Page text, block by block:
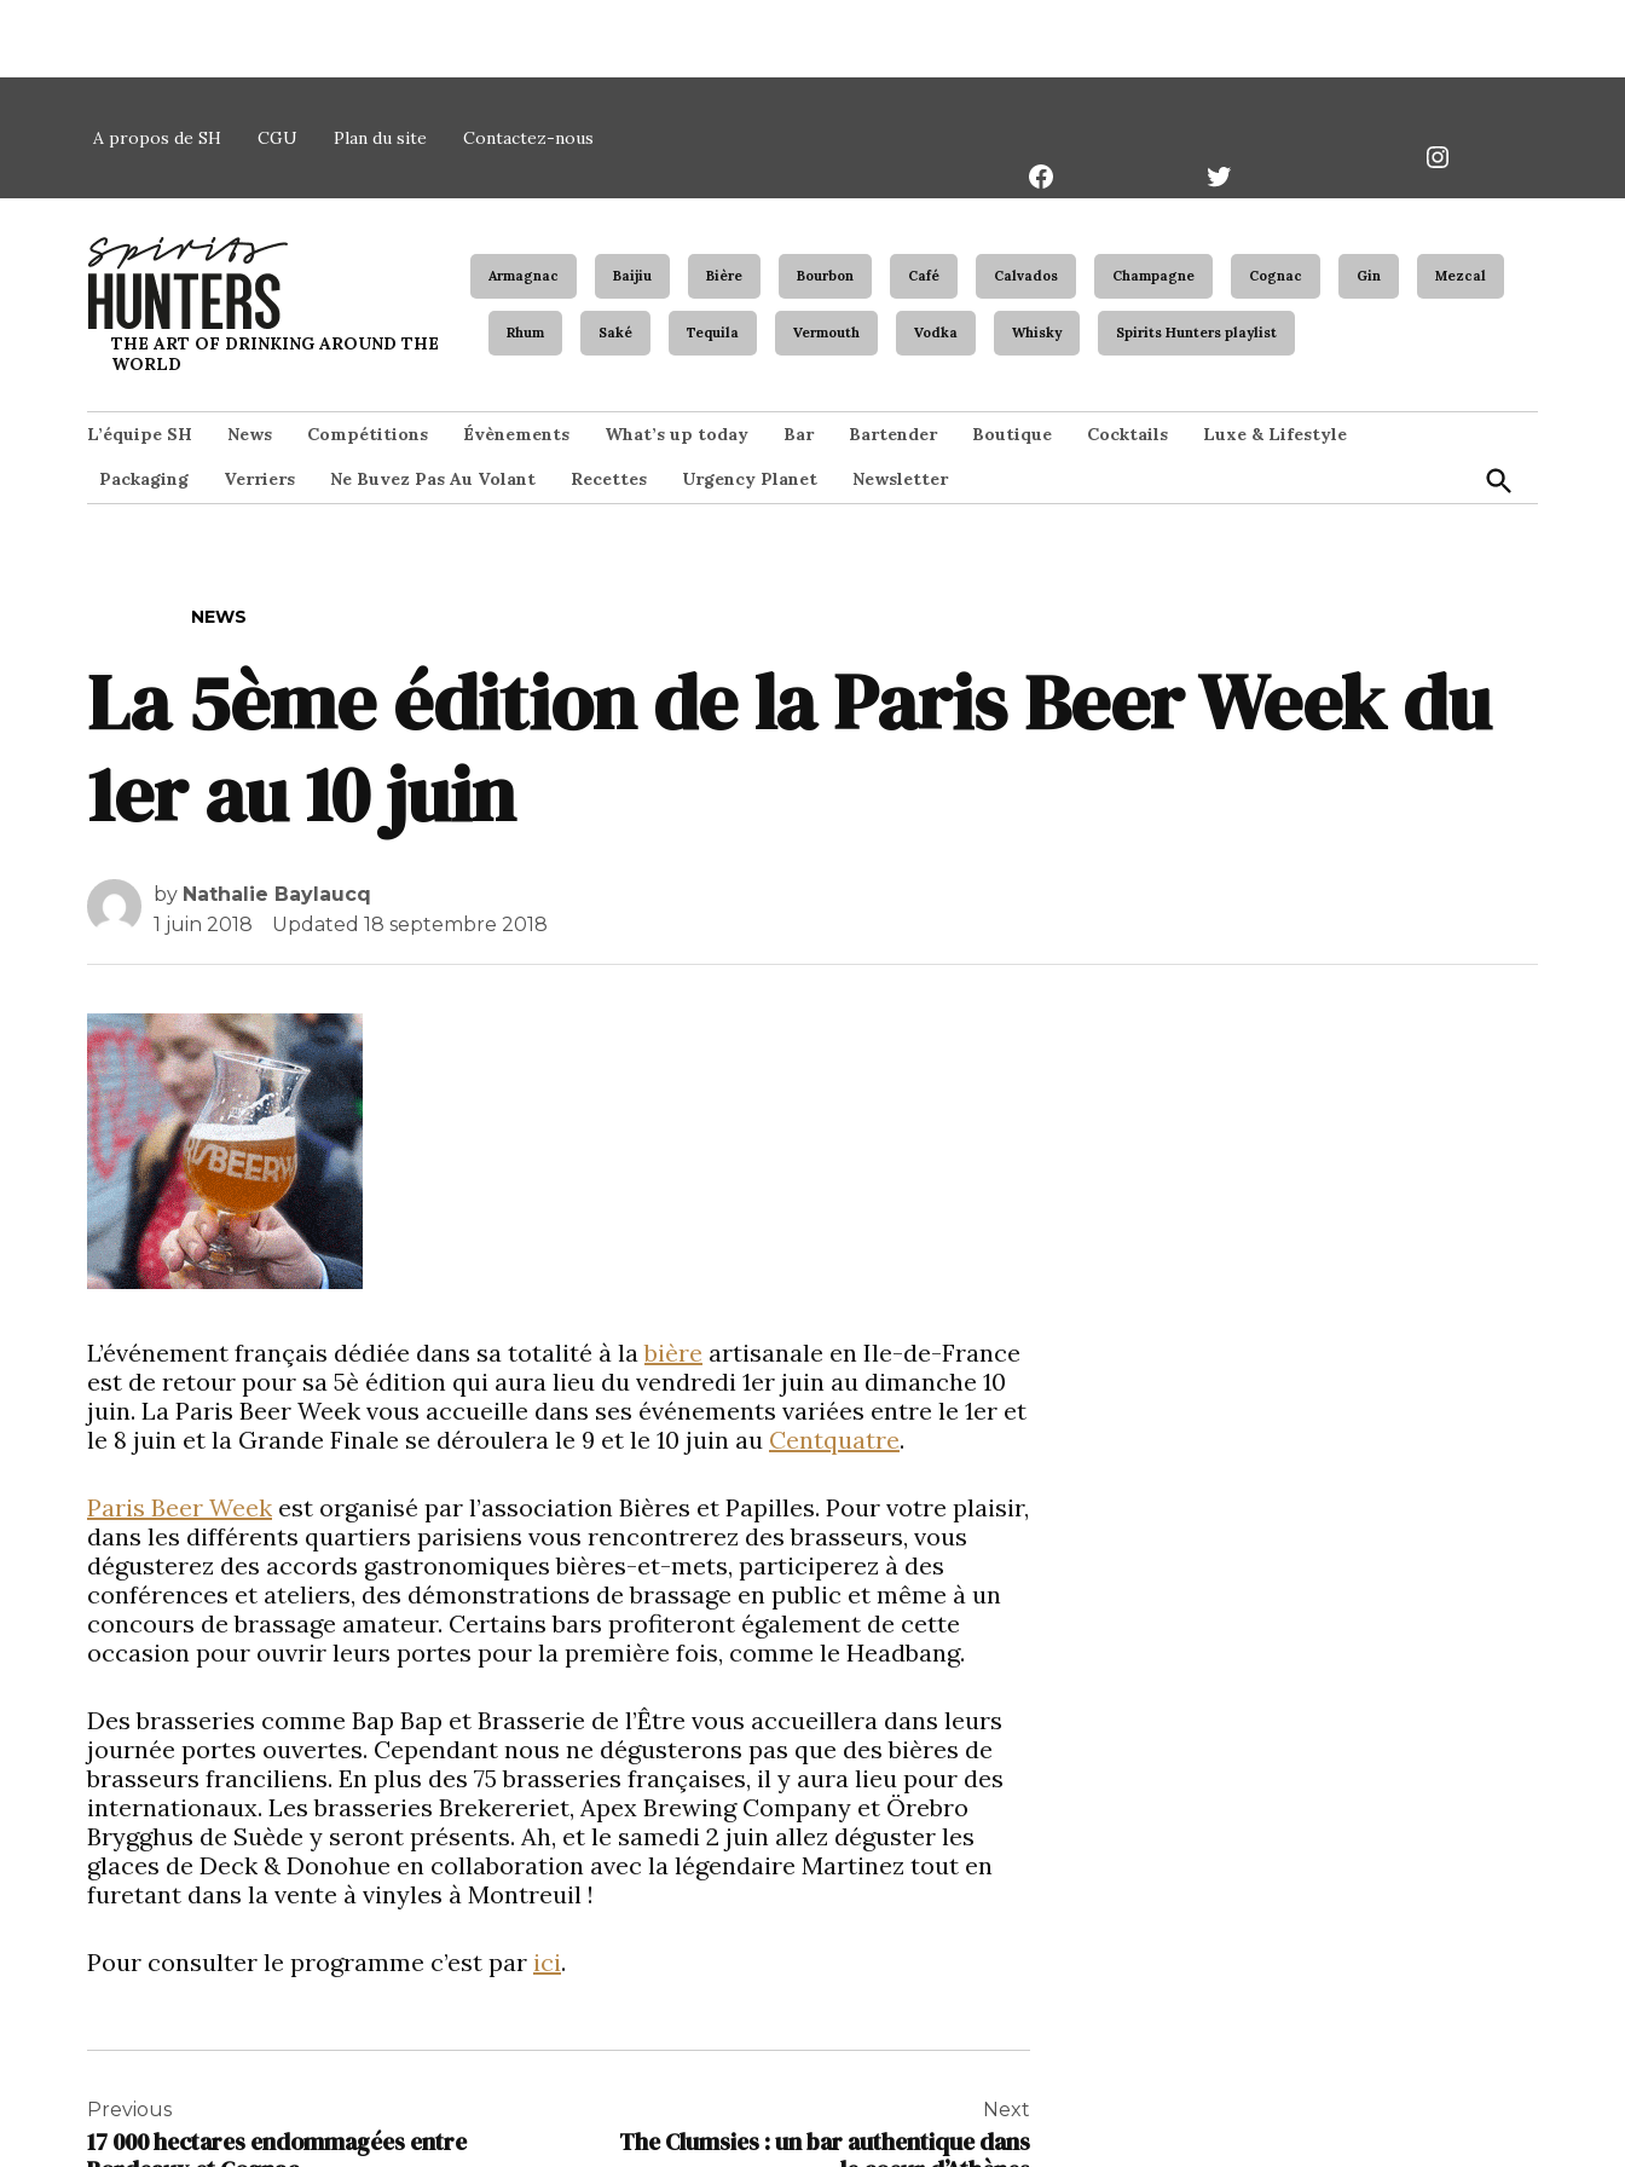
A propos de SH CGU Plan du site Contactez-nous
Spirits Hunters
THE ART OF DRINKING AROUND THE
WORLD
Armagnac Baijiu Bière Bourbon Café Calvados Champagne Cognac Gin Mezcal
Rhum Saké Tequila Vermouth Vodka Whisky Spirits Hunters playlist
L’équipe SH News Compétitions Évènements What’s up today Bar Bartender Boutique Cocktails Luxe & Lifestyle
Packaging Verriers Ne Buvez Pas Au Volant Recettes Urgency Planet Newsletter
NEWS
La 5ème édition de la Paris Beer Week du
1er au 10 juin
by Nathalie Baylaucq
1 juin 2018
Updated 18 septembre 2018
L’événement français dédiée dans sa totalité à labière artisanale en Ile-de-France
est de retour pour sa 5è édition qui aura lieu du vendredi 1er juin au dimanche 10
juin. La Paris Beer Week vous accueille dans ses événements variées entre le 1er et
le 8 juin et la Grande Finale se déroulera le 9 et le 10 juin au Centquatre.
Paris Beer Week est organisé par l’association Bières et Papilles. Pour votre plaisir,
dans les différents quartiers parisiens vous rencontrerez des brasseurs, vous
dégusterez des accords gastronomiques bières-et-mets, participerez à des
conférences et ateliers, des démonstrations de brassage en public et même à un
concours de brassage amateur. Certains bars profiteront également de cette
occasion pour ouvrir leurs portes pour la première fois, comme le Headbang.
Des brasseries comme Bap Bap et Brasserie de l’Être vous accueillera dans leurs
journée portes ouvertes. Cependant nous ne dégusterons pas que des bières de
brasseurs franciliens. En plus des 75 brasseries françaises, il y aura lieu pour des
internationaux. Les brasseries Brekereriet, Apex Brewing Company et Örebro
Brygghus de Suède y seront présents. Ah, et le samedi 2 juin allez déguster les
glaces de Deck & Donohue en collaboration avec la légendaire Martinez tout en
furetant dans la vente à vinyles à Montreuil !
Pour consulter le programme c’est par ici.
de
Previous
17 000 hectares endommagées entre
Next
The Clumsies : un bar authentique dans